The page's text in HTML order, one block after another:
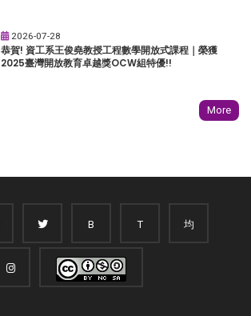
2026-07-28
恭賀! 資工系王俊堯教授工程數學開放式課程｜榮獲
2025臺灣開放教育卓越獎OCW組特優!!
More
B T 均